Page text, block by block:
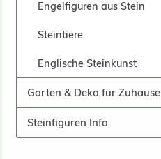
Engelfiguren aus Stein
Steintiere
Englische Steinkunst
Garten & Deko für Zuhause
Steinfiguren Info